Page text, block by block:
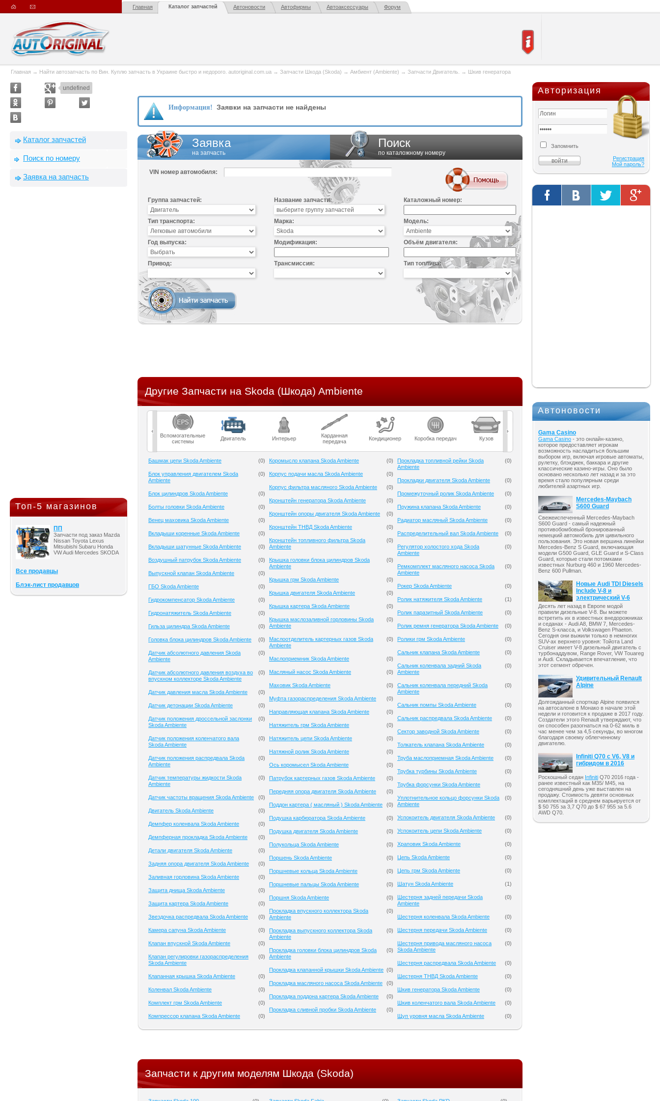
Главная Каталог запчастей Автоновости Автофирмы Автоаксессуары Форум
Главная → Найти автозапчасть по Вин. Куплю запчасть в Украине быстро и недорого. autoriginal.com.ua → Запчасти Шкода (Skoda) → Амбиент (Ambiente) → Запчасти Двигатель. → Шкив генератора
undefined
Каталог запчастей
Поиск по номеру
Заявка на запчасть
Топ-5 магазинов
ПП
Запчасти под заказ Mazda
Nissan Toyota Lexus
Mitsubishi Subaru Honda
VW Audi Mercedes SKODA
Все продавцы
Блэк-лист продавцов
Информация! Заявки на запчасти не найдены
Заявка
на запчасть
Поиск
по каталожному номеру
VIN номер автомобиля:
Группа запчастей: Название запчасти: Каталожный номер:
Тип транспорта: Марка: Модель:
Год выпуска: Модификация: Объём двигателя:
Привод: Трансмиссия: Тип топлива:
Другие Запчасти на Skoda (Шкода) Ambiente
Вспомогательные
системы
Двигатель Интерьер
Карданная
передача
Кондиционер Коробка передач Кузов Масла Мост
Башмак цепи Skoda Ambiente (0)
Блок управления двигателем Skoda
Ambiente
(0)
Блок цилиндров Skoda Ambiente (0)
Болты головки Skoda Ambiente (0)
Венец маховика Skoda Ambiente (0)
Вкладыши коренные Skoda Ambiente (0)
Вкладыши шатунные Skoda Ambiente (0)
Воздушный патрубок Skoda Ambiente (0)
Выпускной клапан Skoda Ambiente (0)
ГБО Skoda Ambiente (0)
Гидрокомпенсатор Skoda Ambiente (0)
Гидронатяжитель Skoda Ambiente (0)
Гильза цилиндра Skoda Ambiente (0)
Головка блока цилиндров Skoda Ambiente (0)
Датчик абсолютного давления Skoda
Ambiente
(0)
Датчик абсолютного давления воздуха во
впускном коллекторе Skoda Ambiente
(0)
Датчик давления масла Skoda Ambiente (0)
Датчик детонации Skoda Ambiente (0)
Датчик положения дроссельной заслонки
Skoda Ambiente
(0)
Датчик положения коленчатого вала
Skoda Ambiente
(0)
Датчик положения распредвала Skoda
Ambiente
(0)
Датчик температуры жидкости Skoda
Ambiente
(0)
Датчик частоты вращения Skoda Ambiente (0)
Двигатель Skoda Ambiente (0)
Демпфер коленвала Skoda Ambiente (0)
Демпферная прокладка Skoda Ambiente (0)
Детали двигателя Skoda Ambiente (0)
Задняя опора двигателя Skoda Ambiente (0)
Заливная горловина Skoda Ambiente (0)
Защита днища Skoda Ambiente (0)
Защита картера Skoda Ambiente (0)
Звездочка распредвала Skoda Ambiente (0)
Камера сапуна Skoda Ambiente (0)
Клапан впускной Skoda Ambiente (0)
Клапан регулировки газораспределения
Skoda Ambiente
(0)
Клапанная крышка Skoda Ambiente (0)
Коленвал Skoda Ambiente (0)
Комплект грм Skoda Ambiente (0)
Компрессор клапана Skoda Ambiente (0)
Коромысло клапана Skoda Ambiente (0)
Корпус подачи масла Skoda Ambiente (0)
Корпус фильтра масляного Skoda Ambiente (0)
Кронштейн генератора Skoda Ambiente (0)
Кронштейн опоры двигателя Skoda Ambiente (0)
Кронштейн ТНВД Skoda Ambiente (0)
Кронштейн топливного фильтра Skoda
Ambiente
(0)
Крышка головки блока цилиндров Skoda
Ambiente
(0)
Крышка грм Skoda Ambiente (0)
Крышка двигателя Skoda Ambiente (0)
Крышка картера Skoda Ambiente (0)
Крышка маслозаливной горловины Skoda
Ambiente
(0)
Маслоотделитель картерных газов Skoda
Ambiente
(0)
Маслоприемник Skoda Ambiente (0)
Масляный насос Skoda Ambiente (0)
Маховик Skoda Ambiente (0)
Муфта газораспределения Skoda Ambiente (0)
Направляющая клапана Skoda Ambiente (0)
Натяжитель грм Skoda Ambiente (0)
Натяжитель цепи Skoda Ambiente (0)
Натяжной ролик Skoda Ambiente (0)
Ось коромысел Skoda Ambiente (0)
Патрубок картерных газов Skoda Ambiente (0)
Передняя опора двигателя Skoda Ambiente (0)
Поддон картера ( масляный ) Skoda Ambiente (0)
Подушка карбюратора Skoda Ambiente (0)
Подушка двигателя Skoda Ambiente (0)
Полукольца Skoda Ambiente (0)
Поршень Skoda Ambiente (0)
Поршневые кольца Skoda Ambiente (0)
Поршневые пальцы Skoda Ambiente (0)
Поршня Skoda Ambiente (0)
Прокладка впускного коллектора Skoda
Ambiente
(0)
Прокладка выпускного коллектора Skoda
Ambiente
(0)
Прокладка головки блока цилиндров Skoda
Ambiente
(0)
Прокладка клапанной крышки Skoda Ambiente (0)
Прокладка масляного насоса Skoda Ambiente (0)
Прокладка поддона картера Skoda Ambiente (0)
Прокладка сливной пробки Skoda Ambiente (0)
Прокладка топливной рейки Skoda
Ambiente
(0)
Прокладки двигателя Skoda Ambiente (0)
Промежуточный ролик Skoda Ambiente (0)
Пружина клапана Skoda Ambiente (0)
Радиатор масляный Skoda Ambiente (0)
Распределительный вал Skoda Ambiente (0)
Регулятор холостого хода Skoda
Ambiente
(0)
Ремкомплект масляного насоса Skoda
Ambiente
(0)
Рокер Skoda Ambiente (0)
Ролик натяжителя Skoda Ambiente (1)
Ролик паразитный Skoda Ambiente (0)
Ролик ремня генератора Skoda Ambiente (0)
Ролики грм Skoda Ambiente (0)
Сальник клапана Skoda Ambiente (0)
Сальник коленвала задний Skoda
Ambiente
(0)
Сальник коленвала передний Skoda
Ambiente
(0)
Сальник помпы Skoda Ambiente (0)
Сальник распредвала Skoda Ambiente (0)
Сектор заводной Skoda Ambiente (0)
Толкатель клапана Skoda Ambiente (0)
Труба маслоприемная Skoda Ambiente (0)
Трубка турбины Skoda Ambiente (0)
Трубка форсунки Skoda Ambiente (0)
Уплотнительное кольцо форсунки Skoda
Ambiente
(0)
Успокоитель двигателя Skoda Ambiente (0)
Успокоитель цепи Skoda Ambiente (0)
Храповик Skoda Ambiente (0)
Цепь Skoda Ambiente (0)
Цепь грм Skoda Ambiente (0)
Шатун Skoda Ambiente (1)
Шестерня задней передачи Skoda
Ambiente
(0)
Шестерня коленвала Skoda Ambiente (0)
Шестерня передачи Skoda Ambiente (0)
Шестерня привода масляного насоса
Skoda Ambiente
(0)
Шестерня распредвала Skoda Ambiente (0)
Шестерня ТНВД Skoda Ambiente (0)
Шкив генератора Skoda Ambiente (0)
Шкив коленчатого вала Skoda Ambiente (0)
Щуп уровня масла Skoda Ambiente (0)
Запчасти к другим моделям Шкода (Skoda)
Авторизация
Запомнить
Регистрация
Мой пароль?
Автоновости
Gama Casino
Gama Casino - это онлайн-казино,
которое предоставляет игрокам
возможность насладиться большим
выбором игр, включая игровые автоматы,
рулетку, блэкджек, баккара и другие
классические казино-игры. Оно было
основано несколько лет назад и за это
время стало популярным среди
любителей азартных игр.
Mercedes-Maybach
S600 Guard
Свежеиспеченный Mercedes-Maybach
S600 Guard - самый надежный
противобомбовый бронированный
немецкий автомобиль для цивильного
пользования. Это новая вершина линейки
Mercedes-Benz S Guard, включающая
модели G500 Guard, GLE Guard и S-Class
Guard, которые стали потомками
известных Nurburg 460 и 1960 Mercedes-
Benz 600 Pullman.
Новые Audi TDI Diesels
Include V-8 и
электрический V-6
Десять лет назад в Европе модой
правили дизельные V-8. Вы можете
встретить их в известных внедорожниках
и седанах - Audi A8, BMW 7, Mercedes-
Benz S-класса, и Volkswagen Phaeton.
Сегодня они выжили только в немногих
SUV-ах верхнего уровня: Тойота Land
Cruiser имеет V-8 дизельный двигатель с
турбонаддувом, Range Rover, VW Touareg
и Audi. Складывается впечатление, что
этот сегмент обречен.
Удивительный Renault
Alpine
Долгожданный спорткар Alpine появился
на автосалоне в Монако в начале этой
недели и готовится к продаже в 2017 году.
Создатели этого Renault утверждают, что
он способен разогнаться на 0-62 миль в
час менее чем за 4,5 секунды, во многом
благодаря своему облегченному
двигателю.
Infiniti Q70 с V6, V8 и
гибридом в 2016
Роскошный седан Infiniti Q70 2016 года -
ранее известный как M35/ M45, на
сегодняшний день уже выставлен на
продажу. Стоимость девяти основных
комплектаций в среднем варьируется от
$ 50 755 за 3,7 Q70 до $ 67 955 за 5.6
AWD Q70.